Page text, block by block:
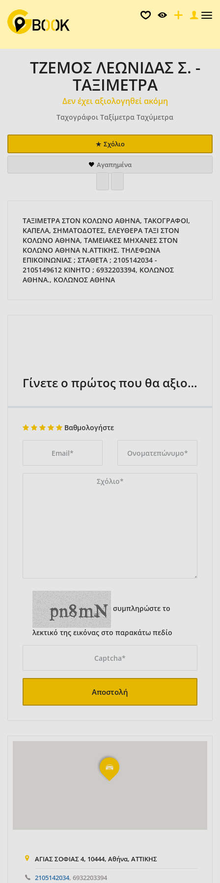
ΤΖΕΜΟΣ ΛΕΩΝΙΔΑΣ Σ. -
ΤΑΞΙΜΕΤΡΑ
Δεν έχει αξιολογηθεί ακόμη
Ταχογράφοι Ταξίμετρα Ταχύμετρα
Σχόλιο
Αγαπημένα
ΤΑΞΙΜΕΤΡΑ ΣΤΟΝ ΚΟΛΩΝΟ ΑΘΗΝΑ, ΤΑΚΟΓΡΑΦΟΙ,
ΚΑΠΕΛΑ, ΣΗΜΑΤΟΔΟΤΕΣ, ΕΛΕΥΘΕΡΑ ΤΑΞΙ ΣΤΟΝ
ΚΟΛΩΝΟ ΑΘΗΝΑ, ΤΑΜΕΙΑΚΕΣ ΜΗΧΑΝΕΣ ΣΤΟΝ
ΚΟΛΩΝΟ ΑΘΗΝΑ Ν.ΑΤΤΙΚΗΣ. ΤΗΛΕΦΩΝΑ
ΕΠΙΚΟΙΝΩΝΙΑΣ ; ΣΤΑΘΕΤΑ ; 2105142034 -
2105149612 ΚΙΝΗΤΟ ; 6932203394, ΚΟΛΩΝΟΣ
ΑΘΗΝΑ., ΚΟΛΩΝΟΣ ΑΘΗΝΑ
Γίνετε ο πρώτος που θα αξιολογήσει
Βαθμολογήστε
συμπληρώστε το
λεκτικό της εικόνας στο παρακάτω πεδίο
Αποστολή
ΑΓΙΑΣ ΣΟΦΙΑΣ 4, 10444, Αθήνα, ΑΤΤΙΚΗΣ
2105142034, 6932203394